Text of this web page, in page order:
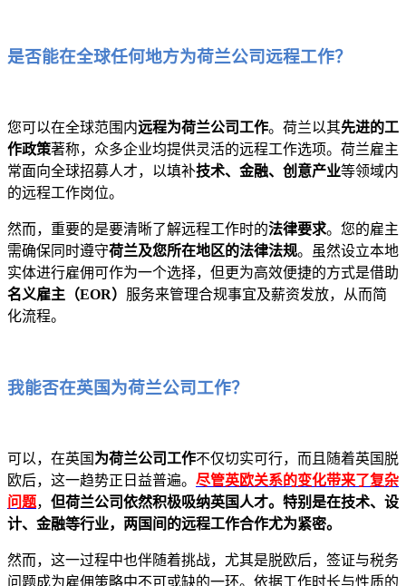
是否能在全球任何地方为荷兰公司远程工作？
您可以在全球范围内远程为荷兰公司工作。荷兰以其先进的工
作政策著称，众多企业均提供灵活的远程工作选项。荷兰雇主
常面向全球招募人才，以填补技术、金融、创意产业等领域内
的远程工作岗位。
然而，重要的是要清晰了解远程工作时的法律要求。您的雇主
需确保同时遵守荷兰及您所在地区的法律法规。虽然设立本地
实体进行雇佣可作为一个选择，但更为高效便捷的方式是借助
名义雇主（EOR） 服务来管理合规事宜及薪资发放，从而简
化流程。
我能否在英国为荷兰公司工作？
可以，在英国 为荷兰公司工作不仅切实可行，而且随着英国脱
欧后，这一趋势正日益普遍。 尽管英欧关系的变化带来了复杂
问题， 但荷兰公司依然积极吸纳英国人才。特别是在技术、设
计、金融等行业，两国间的远程工作合作尤为紧密。
然而，这一过程中也伴随着挑战，尤其是脱欧后，签证与税务
问题成为雇佣策略中不可或缺的一环。依据工作时长与性质的